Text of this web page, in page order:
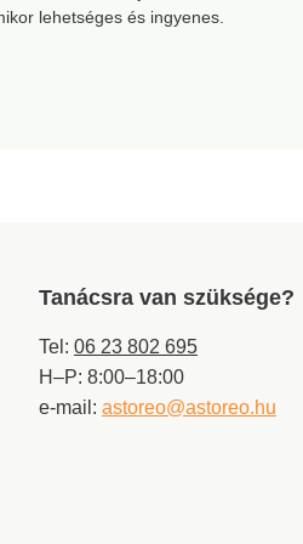
lehetséges és ingyenes.
Tanácsra van szüksége?
Tel: 06 23 802 695
H–P: 8:00–18:00
e-mail: astoreo@astoreo.hu